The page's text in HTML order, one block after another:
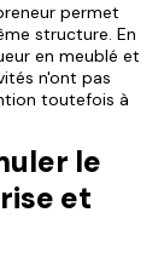
permet
structure. En
en meublé et
n'ont pas
toutefois à
le
et